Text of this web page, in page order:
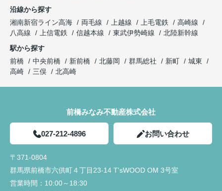
ていただき、私達では気がつかなった不備の点を見
つけていただき丁寧さと親身になって対応していた
だいていると感じました。
沿線から探す
湘南新宿ライン高海
両毛線 上越線 上毛電鉄
高崎線
八高線
上信電鉄 信越本線 東武伊勢崎線
北陸新幹線
駅から探す
前橋
中央前橋 新前橋 北藤岡 群馬総社 新町
城東
高崎
三俣 北高崎
前橋みなみ不動産株式会社
027-212-4896 お問い合わせ
〒371-0804
群馬県前橋市六供町４丁目23‐14 T'sWOOD OM 3号室
営業時間： 10:00～18:30